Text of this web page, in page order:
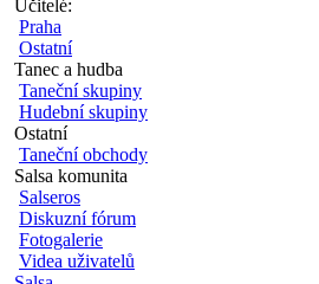
Učitelé:
Praha
Ostatní
Tanec a hudba
Taneční skupiny
Hudební skupiny
Ostatní
Taneční obchody
Salsa komunita
Salseros
Diskuzní fórum
Fotogalerie
Videa uživatelů